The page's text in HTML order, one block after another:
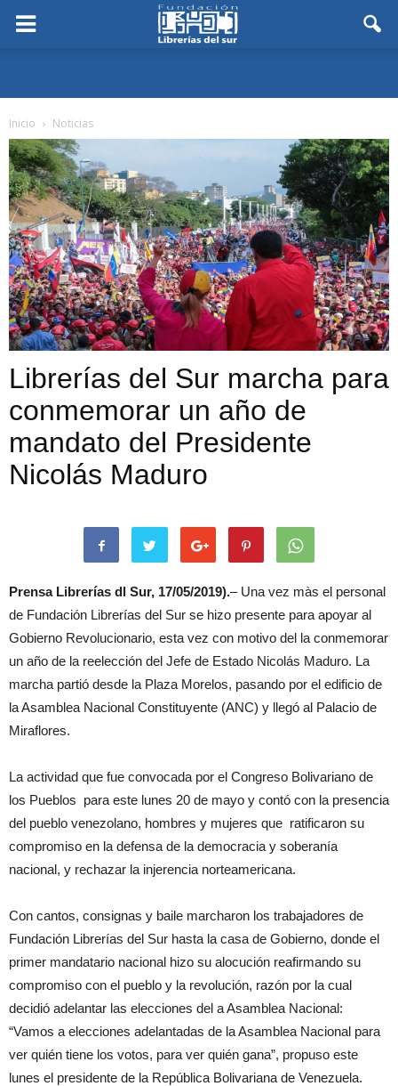
Inicio Noticias
Librerías del Sur marcha para
conmemorar un año de
mandato del Presidente
Nicolás Maduro
Prensa Librerías dl Sur, 17/05/2019).– Una vez màs el personal
de Fundación Librerías del Sur se hizo presente para apoyar al
Gobierno Revolucionario, esta vez con motivo del la conmemorar
un año de la reelección del Jefe de Estado Nicolás Maduro. La
marcha partió desde la Plaza Morelos, pasando por el edificio de
la Asamblea Nacional Constituyente (ANC) y llegó al Palacio de
Miraflores.
La actividad que fue convocada por el Congreso Bolivariano de
los Pueblos para este lunes 20 de mayo y contó con la presencia
del pueblo venezolano, hombres y mujeres que ratificaron su
compromiso en la defensa de la democracia y soberanía
nacional, y rechazar la injerencia norteamericana.
Con cantos, consignas y baile marcharon los trabajadores de
Fundación Librerías del Sur hasta la casa de Gobierno, donde el
primer mandatario nacional hizo su alocución reafirmando su
compromiso con el pueblo y la revolución, razón por la cual
decidió adelantar las elecciones del a Asamblea Nacional:
“Vamos a elecciones adelantadas de la Asamblea Nacional para
ver quién tiene los votos, para ver quién gana”, propuso este
lunes el presidente de la República Bolivariana de Venezuela.